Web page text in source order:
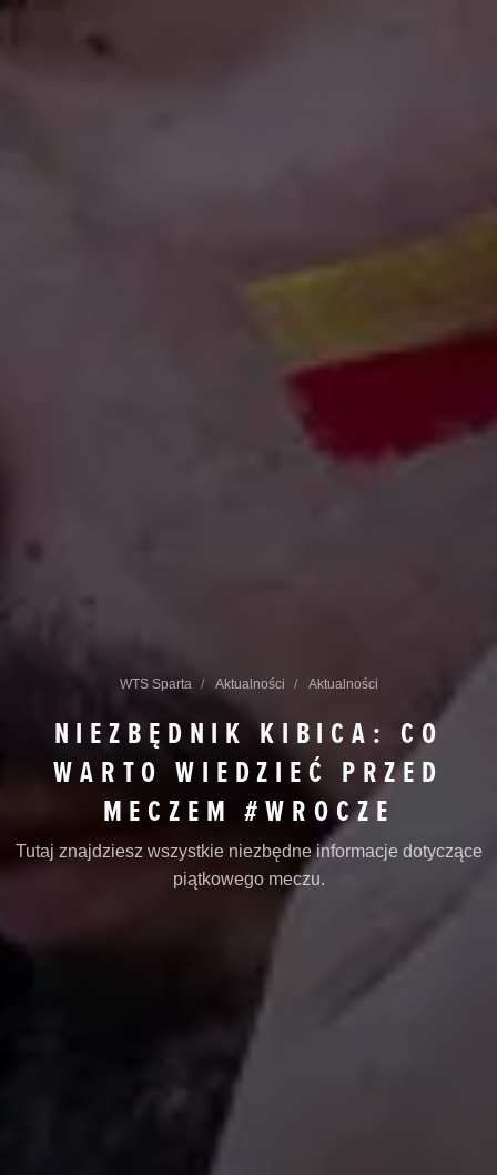
WTS Sparta Aktualności Aktualności
NIEZBĘDNIK KIBICA: CO
WARTO WIEDZIEĆ PRZED
MECZEM #WROCZE
Tutaj znajdziesz wszystkie niezbędne informacje dotyczące
piątkowego meczu.